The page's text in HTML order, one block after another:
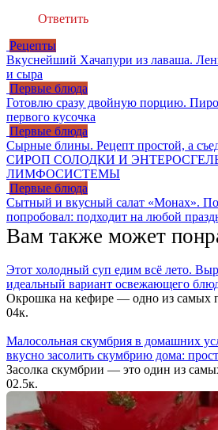
Ответить
Рецепты
Вкуснейший Хачапури из лаваша.
и сыра
Первые блюда
Готовлю сразу двойную порцию.
первого кусочка
Первые блюда
Сырные блины. Рецепт простой, а
СИРОП СОЛОДКИ И
ЛИМФОСИСТЕМЫ
Первые блюда
Сытный и вкусный салат «Монах».
попробовал: подходит на любой
Вам также может
Этот холодный суп едим всё лето.
идеальный вариант освежающего
Окрошка на кефире — одно из самых
04к.
Малосольная скумбрия в домашних
вкусно засолить скумбрию дома:
Засолка скумбрии — это один из
02.5к.